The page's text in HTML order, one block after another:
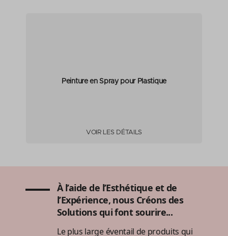
Peinture en Spray pour Plastique
VOIR LES DÉTAILS
À l’aide de l’Esthétique et de
l’Expérience, nous Créons des
Solutions qui font sourire...
Le plus large éventail de produits qui